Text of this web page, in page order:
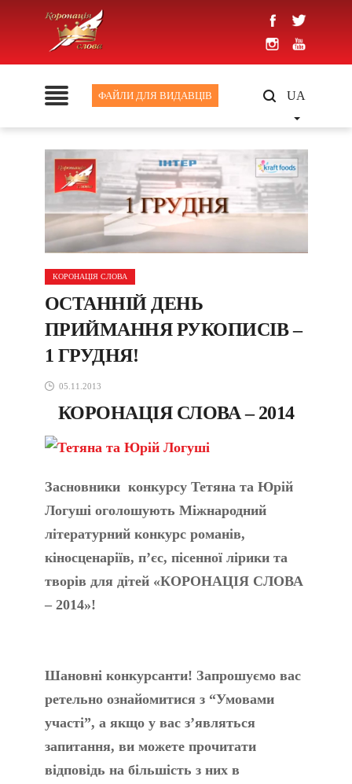
ФАЙЛИ ДЛЯ ВИДАВЦІВ UA
КОРОНАЦІЯ СЛОВА
ОСТАННІЙ ДЕНЬ
ПРИЙМАННЯ РУКОПИСІВ –
1 ГРУДНЯ!
05.11.2013
КОРОНАЦІЯ СЛОВА – 2014
Засновники конкурсу Тетяна та Юрій
Логуші оголошують Міжнародний
літературний конкурс романів,
кіносценаріїв, п’єс, пісенної лірики та
творів для дітей «КОРОНАЦІЯ СЛОВА
– 2014»!
Шановні конкурсанти! Запрошуємо вас
ретельно ознайомитися з “Умовами
участі”, а якщо у вас з’являться
запитання, ви можете прочитати
відповідь на більшість з них в